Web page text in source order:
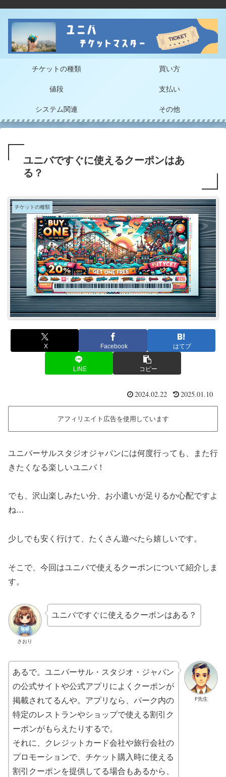
チケットの種類 買い方
値段 支払い
システム関連 その他
ユニバですぐに使えるクーポンはあ
る？
チケットの種類
X Facebook はてブ
LINE コピー
2024.02.22 2025.01.10
アフィリエイト広告を使用しています
ユニバーサルスタジオジャパンには何度行っても、また行
きたくなる楽しいユニバ！
でも、沢山楽しみたい分、お小遣いが足りるか心配ですよ
ね…
少しでも安く行けて、たくさん遊べたら嬉しいです。
そこで、今回はユニバで使えるクーポンについて紹介しま
す。
さおり
ユニバですぐに使えるクーポンはある？
F先生
あるで。ユニバーサル・スタジオ・ジャパン
の公式サイトや公式アプリによくクーポンが
掲載されてるんや。アプリなら、パーク内の
特定のレストランやショップで使える割引ク
ーポンがもらえたりするで。
それに、クレジットカード会社や旅行会社の
プロモーションで、チケット購入時に使える
割引クーポンを提供してる場合もあるから、